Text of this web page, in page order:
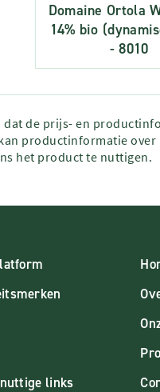
Domaine Ortola
14% bio
- 8010
dat de prijs- en
productinformatie
het product te nuttigen.
links